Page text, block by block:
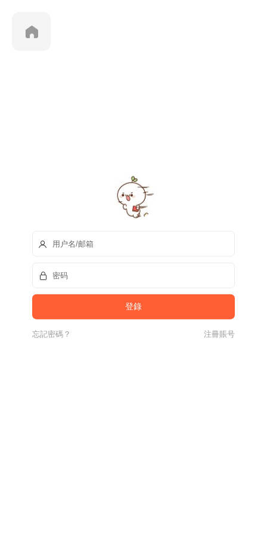
忘記密碼？ 注冊賬号